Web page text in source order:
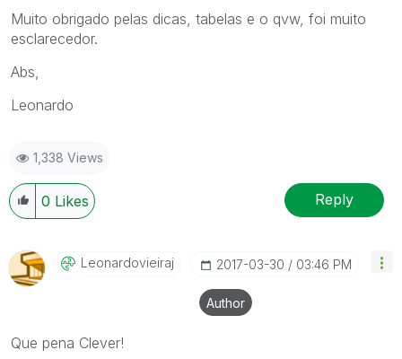
Muito obrigado pelas dicas, tabelas e o qvw, foi muito
esclarecedor.
Abs,
Leonardo
1,338 Views
0 Likes Reply
Leonardovieiraj ‎2017-03-30 03:46 PM
Author
Que pena Clever!